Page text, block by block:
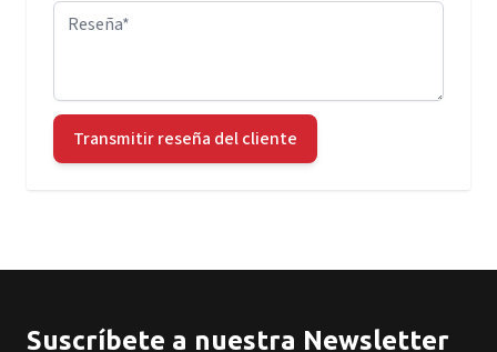
Reseña
Transmitir reseña del cliente
Suscríbete a nuestra Newsletter